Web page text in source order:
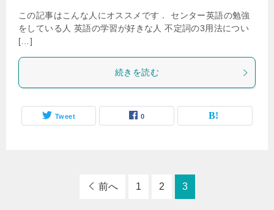
この記事はこんな人にオススメです． センター英語の勉強
をしている人 英語の学習が好きな人 不定詞の3用法につい
[…]
続きを読む
Tweet 0
前へ 1 2 3